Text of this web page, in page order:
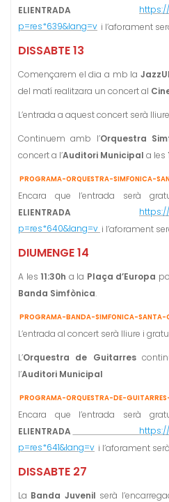
ELIENTRADA
p=res*639&lang=v i l’aforament
DISSABTE 13
Començarem el dia a mb la
del matí realitzara un concert al
L’entrada a aquest concert serà
Continuem amb l’Orquestra
concert a l’Auditori Municipal a les
PROGRAMA-ORQUESTRA-SIMFONICA-
Encara que l’entrada serà
ELIENTRADA
p=res*640&lang=v i l’aforament
DIUMENGE 14
A les 11:30h a la Plaça d’Europa
Banda Simfònica.
PROGRAMA-BANDA-SIMFONICA-SANTA-
L’entrada al concert serà lliure i
L’Orquestra de Guitarres
l’Auditori Municipal
PROGRAMA-ORQUESTRA-DE-
Encara que l’entrada serà
ELIENTRADA
https://
p=res*641&lang=v i l’aforament
DISSABTE 27
La Banda Juvenil serà